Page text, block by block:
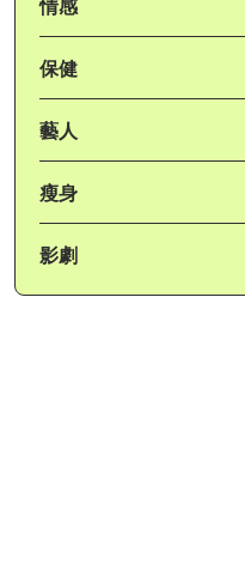
情感
保健
藝人
瘦身
影劇